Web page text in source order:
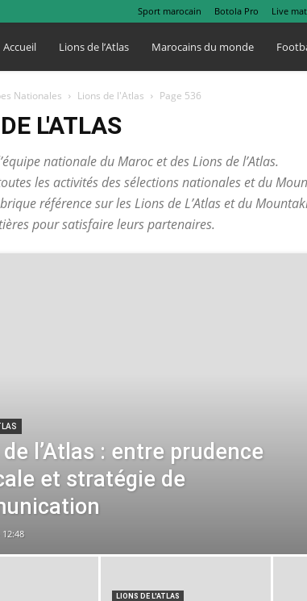
Sport marocain Botola Pro Live
Accueil Lions de l’Atlas Marocains du monde
Nationales Lions de l'Atlas Page 536
L'ATLAS
nationale du Maroc et des Lions de l’Atlas.
les activités des sélections nationales et du
référence sur les Lions de L’Atlas et du
pour satisfaire leurs partenaires.
l’Atlas : entre prudence
et stratégie de
LIONS DE L'ATLAS